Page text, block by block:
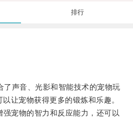
排行
声音、光影和智能技术的宠物玩
让宠物获得更多的锻炼和乐趣。
宠物的智力和反应能力，还可以